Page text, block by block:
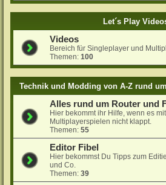
Let´s Play
Videos
Bereich für Singleplayer und
Themen:100
Technik und Modding von A-Z rund
Alles rund um Router und
Hier bekommt ihr Hilfe, wenn es
Multiplayerspielen nicht klappt.
Themen:55
Editor Fibel
Hier bekommst Du Tipps zum
und Co.
Themen:39